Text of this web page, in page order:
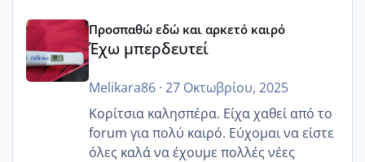
Έχω μπερδευτεί
Προσπαθώ εδώ και αρκετό καιρό
Έχω μπερδευτεί
Melikara86· 27 Οκτωβρίου, 2025
Κορίτσια καλησπέρα. Είχα χαθεί από το
forum για πολύ καιρό. Εύχομαι να είστε
όλες καλά να έχουμε πολλές νέες